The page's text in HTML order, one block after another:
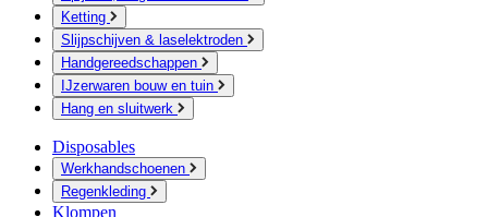
Ketting
Slijpschijven & laselektroden
Handgereedschappen
IJzerwaren bouw en tuin
Hang en sluitwerk
Disposables
Werkhandschoenen
Regenkleding
Klompen